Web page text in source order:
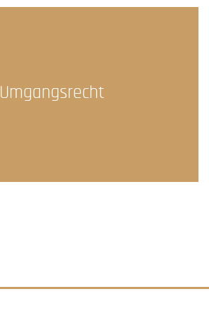
Umgangsrecht